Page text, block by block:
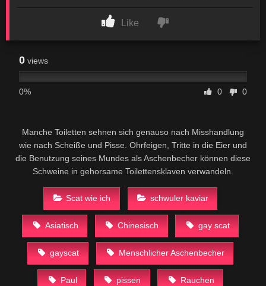
Like
0 views
0% 0 0
Manche Toiletten sehnen sich genauso nach Misshandlung
wie nach Scheiße und Pisse. Ohrfeigen, Tritte in die Eier und
die Benutzung seines Mundes als Aschenbecher können diese
Schweine in gehorsame Toilettensklaven verwandeln.
Scat wie ich schwuler kaviar
Asiatisch Chinesisch gay scat
gayscat Menschlicher Aschenbecher
Paul pissen Rauchen